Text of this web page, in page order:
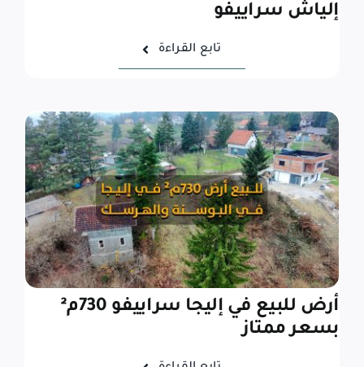
إلياش سراييفو
تابع القراءة
أرض للبيع في إليجا سراييفو 730م²
بسعر ممتاز